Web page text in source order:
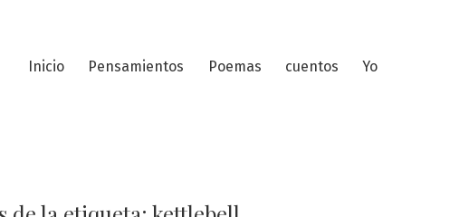
Inicio Pensamientos Poemas cuentos Yo